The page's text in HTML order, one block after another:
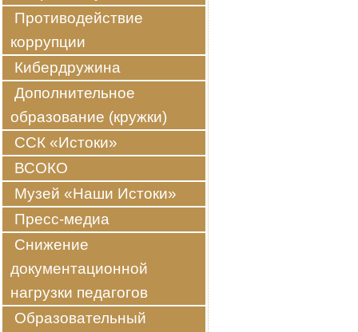
Противодействие
коррупции
Кибердружина
Дополнительное
образование (кружки)
ССК «Истоки»
ВСОКО
Музей «Наши Истоки»
Пресс-медиа
Снижение
документационной
нагрузки педагогов
Образовательный